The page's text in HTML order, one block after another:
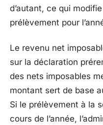
d’autant, ce qui
prélèvement pour
Le revenu net
sur la déclaration
des nets imposables
montant sert de base
Si le prélèvement à la
cours de l’année,